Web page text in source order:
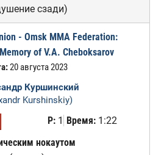
сзади)
- Omsk MMA Federation:
of V.A. Cheboksarov
20 августа 2023
Куршинский
Kurshinskiy)
Р:1 Время:1:22
нокаутом